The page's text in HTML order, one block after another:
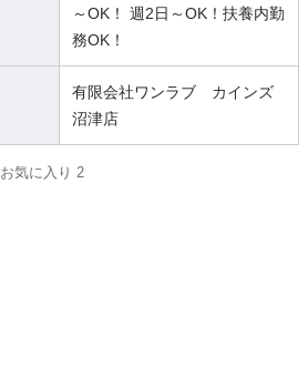
～OK！ 週2日～OK！扶養内勤
務OK！
有限会社ワンラブ カインズ
沼津店
お気に入り 2